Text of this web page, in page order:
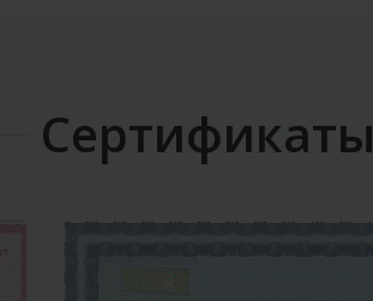
Сертификаты